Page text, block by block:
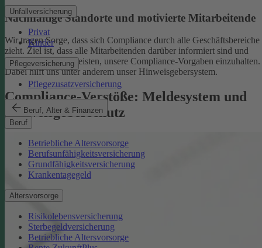
Unfallversicherung
Privat
Kinder
Pflegeversicherung
Pflegezusatzversicherung
Beruf, Alter & Finanzen
Beruf
Betriebliche Altersvorsorge
Berufsunfähigkeitsversicherung
Grundfähigkeitsversicherung
Krankentagegeld
Altersvorsorge
Risikolebensversicherung
Sterbegeldversicherung
Betriebliche Altersvorsorge
Nachhaltige Standorte und motivierte Mitarbeitende
Wir tragen Sorge, dass sich Compliance durch alle Geschäftsbereiche
zieht. Ziel ist, dass alle Mitarbeitenden darüber informiert sind und
einen Beitrag dazu leisten, unsere Compliance-Vorgaben einzuhalten.
Dabei hilft uns unter anderem unser Hinweisgebersystem.
Compliance-Verstöße: Meldesystem und
Hinweisgeberschutz